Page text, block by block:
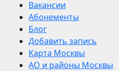
Вакансии
Абонементы
Блог
Добавить запись
Карта Москвы
АО и районы Москвы